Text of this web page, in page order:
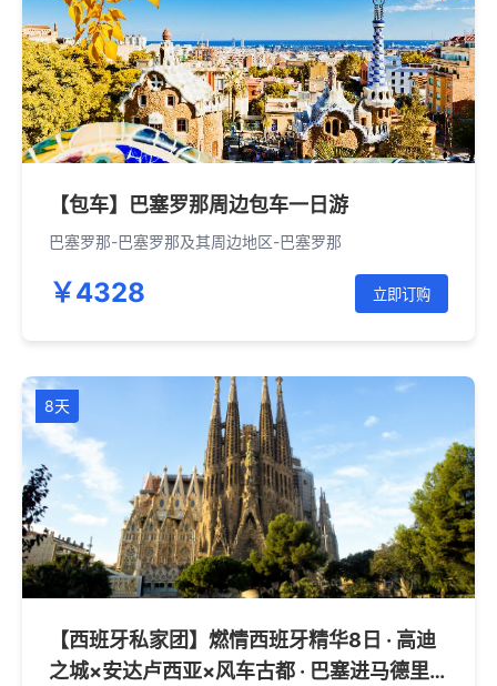
【包车】巴塞罗那周边包车一日游
巴塞罗那-巴塞罗那及其周边地区-巴塞罗那
￥4328 立即订购
8天
【西班牙私家团】燃情西班牙精华8日 · 高迪
之城×安达卢西亚×风车古都 · 巴塞进马德里